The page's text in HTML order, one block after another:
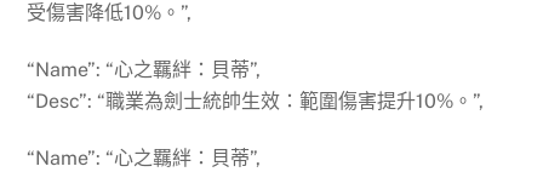
受傷害降低10%。”,
“Name”: “心之羈絆：貝蒂”,
“Desc”: “職業為劍士統帥生效：範圍傷害提升10%。”,
“Name”: “心之羈絆：貝蒂”,